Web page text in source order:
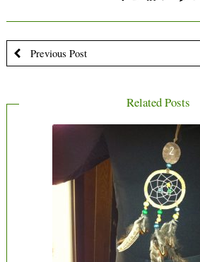
Previous Post
Related Posts